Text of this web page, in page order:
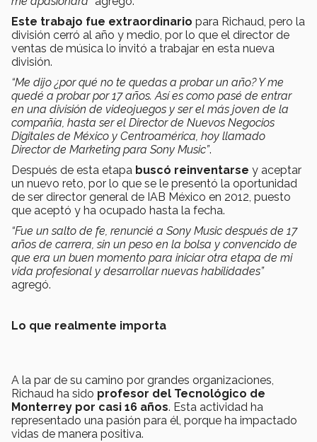
Este trabajo fue extraordinario para Richaud, pero la
división cerró al año y medio, por lo que el director de
ventas de música lo invitó a trabajar en esta nueva
división.
“Me dijo ¿por qué no te quedas a probar un año? Y me
quedé a probar por 17 años. Así es como pasé de entrar
en una división de videojuegos y ser el más joven de la
compañía, hasta ser el Director de Nuevos Negocios
Digitales de México y Centroamérica, hoy llamado
Director de Marketing para Sony Music”.
Después de esta etapa buscó reinventarse y aceptar
un nuevo reto, por lo que se le presentó la oportunidad
de ser director general de IAB México en 2012, puesto
que aceptó y ha ocupado hasta la fecha.
“Fue un salto de fe, renuncié a Sony Music después de 17
años de carrera, sin un peso en la bolsa y convencido de
que era un buen momento para iniciar otra etapa de mi
vida profesional y desarrollar nuevas habilidades”
agregó.
Lo que realmente importa
A la par de su camino por grandes organizaciones,
Richaud ha sido profesor del Tecnológico de
Monterrey por casi 16 años. Esta actividad ha
representado una pasión para él, porque ha impactado
vidas de manera positiva.